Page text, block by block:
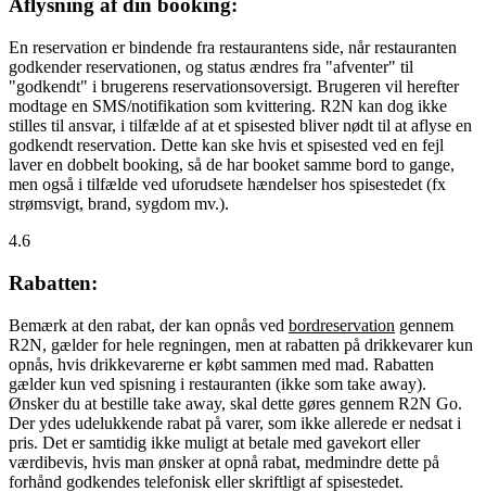
Aflysning af din booking:
En reservation er bindende fra restaurantens side, når restauranten
godkender reservationen, og status ændres fra "afventer" til
"godkendt" i brugerens reservationsoversigt. Brugeren vil herefter
modtage en SMS/notifikation som kvittering. R2N kan dog ikke
stilles til ansvar, i tilfælde af at et spisested bliver nødt til at aflyse en
godkendt reservation. Dette kan ske hvis et spisested ved en fejl
laver en dobbelt booking, så de har booket samme bord to gange,
men også i tilfælde ved uforudsete hændelser hos spisestedet (fx
strømsvigt, brand, sygdom mv.).
4.6
Rabatten:
Bemærk at den rabat, der kan opnås ved bordreservation gennem
R2N, gælder for hele regningen, men at rabatten på drikkevarer kun
opnås, hvis drikkevarerne er købt sammen med mad. Rabatten
gælder kun ved spisning i restauranten (ikke som take away).
Ønsker du at bestille take away, skal dette gøres gennem R2N Go.
Der ydes udelukkende rabat på varer, som ikke allerede er nedsat i
pris. Det er samtidig ikke muligt at betale med gavekort eller
værdibevis, hvis man ønsker at opnå rabat, medmindre dette på
forhånd godkendes telefonisk eller skriftligt af spisestedet.